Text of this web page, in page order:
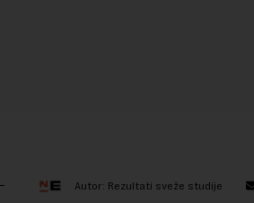
Autor: Rezultati sveže studije